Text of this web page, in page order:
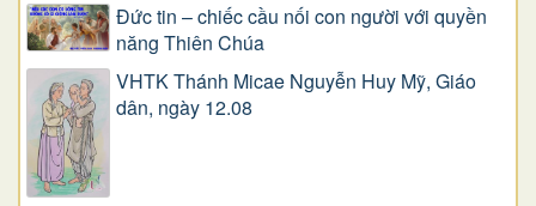
Đức tin – chiếc cầu nối con người với quyền
năng Thiên Chúa
VHTK Thánh Micae Nguyễn Huy Mỹ, Giáo
dân, ngày 12.08